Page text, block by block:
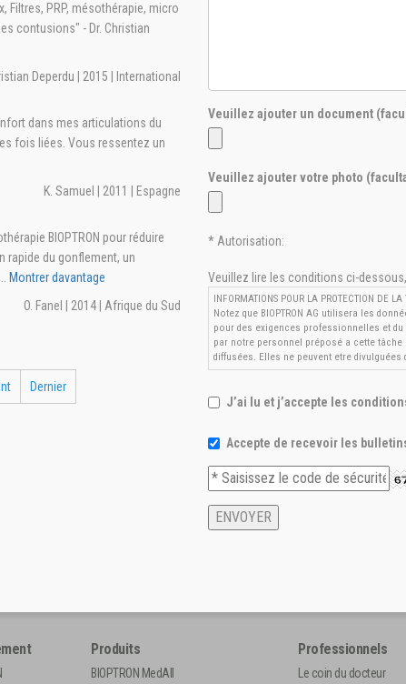
Filtres, PRP, mésothérapie, micro
contusions" - Dr. Christian
Deperdu | 2015 | International
dans mes articulations du
fois liées. Vous ressentez un
K. Samuel | 2011 | Espagne
BIOPTRON pour réduire
rapide du gonflement, un
Montrer davantage
O. Fanel | 2014 | Afrique du Sud
Dernier
Veuillez ajouter un document
Veuillez ajouter votre photo
* Autorisation:
Veuillez lire les conditions ci-
INFORMATIONS POUR LA PROTECTION DE LA
Notez que BIOPTRON AG utilisera les
pour des exigences professionnelles et
par notre personnel préposé a cette
diffusées. Elles ne peuvent etre
J’ai lu et j’accepte les
Accepte de recevoir les
Produits
BIOPTRON MedAll
Professionnels
Le coin du docteur